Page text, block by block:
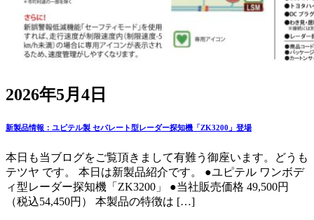
2026年5月4日
新製品情報：ユピテル製 セパレート型レーダー探知機「ZK3200」登場
本日も当ブログをご覧頂きまして有難う御座います。どうも
テツヤ です。 本日は新製品紹介です。 ●ユピテル ワンボデ
ィ型レーダー探知機「ZK3200」 ●当社販売価格 49,500円
（税込54,450円） 本製品の特徴は […]